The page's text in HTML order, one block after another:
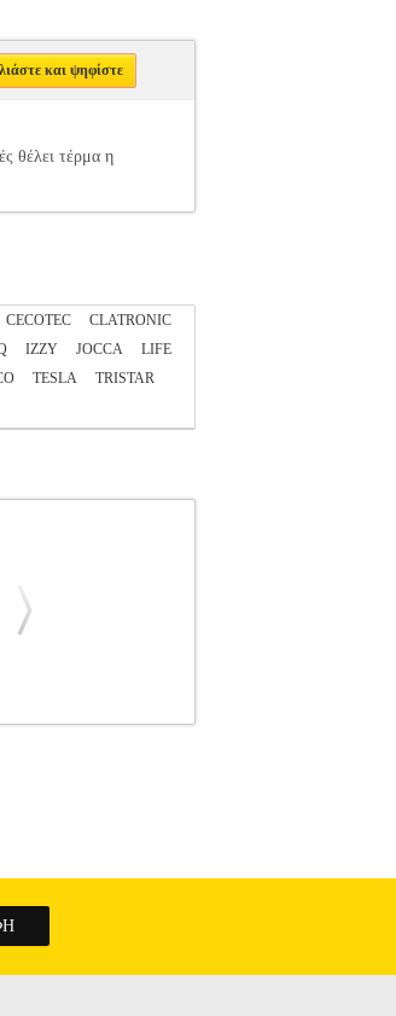
και ψηφίστε
θέλει τέρμα η
CECOTEC
CLATRONIC
IZZY JOCCA
LIFE
TESLA
TRISTAR
σε σχέση με τις κλασικές
και ρυθμιζόμενο
ζεστού αέρα για τηγάνισμα
έλεγχο θερμοκρασίας. -
0-30 λεπτών. -